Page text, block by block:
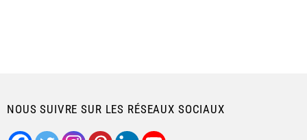
NOUS SUIVRE SUR LES RÉSEAUX SOCIAUX